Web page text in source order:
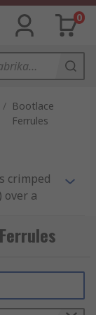
0
/ Bootlace
Ferrules
crimped
over a
collar